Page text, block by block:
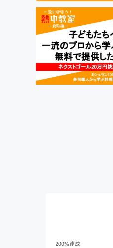
200%達成